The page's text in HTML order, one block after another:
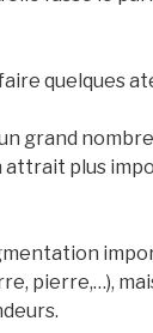
quelques
grand
attrait plus
pierre,…),